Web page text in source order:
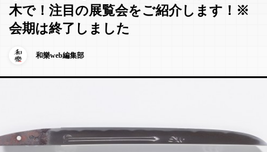
木で！注目の展覧会をご紹介します！※
会期は終了しました
和樂web編集部